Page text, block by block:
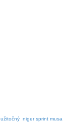
užitočný niger sprint musa